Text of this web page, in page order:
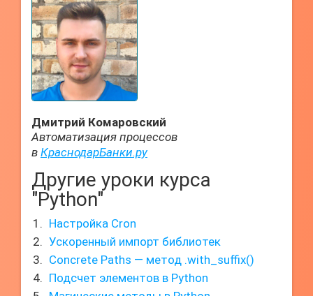
Дмитрий Комаровский
Автоматизация процессов
в КраснодарБанки.ру
Другие уроки курса
"Python"
Настройка Cron
Ускоренный импорт библиотек
Concrete Paths — метод .with_suffix()
Подсчет элементов в Python